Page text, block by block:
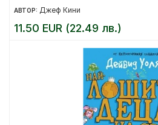
АВТОР: Джеф Кини
11.50 EUR (22.49 лв.)